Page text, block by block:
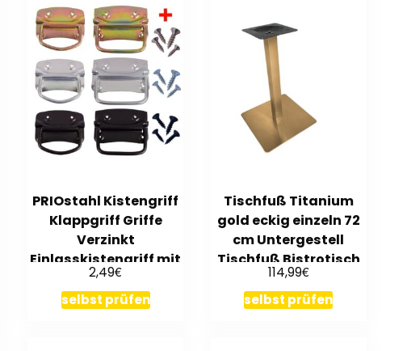
PRIOstahl Kistengriff
Klappgriff Griffe
Verzinkt
Einlasskistengriff mit
Schrauben
2,49€
selbst prüfen
Tischfuß Titanium
gold eckig einzeln 72
cm Untergestell
Tischfuß Bistrotisch
114,99€
selbst prüfen